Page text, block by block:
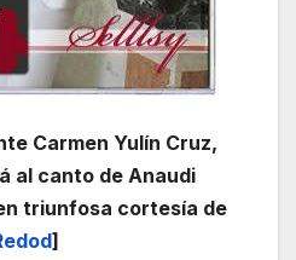
Carmen Yulín Cruz,
al canto de Anaudi
triunfosa cortesía de
]